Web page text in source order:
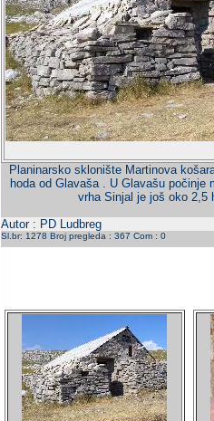
Planinarsko sklonište Martinova
hoda od Glavaša . U Glavašu počinje
vrha Sinjal je još oko 2,5
Autor : PD Ludbreg
Sl.br: 1278 Broj pregleda : 367 Com : 0